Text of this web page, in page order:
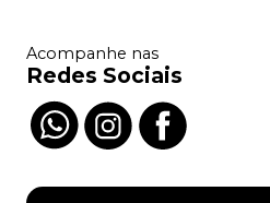
Acompanhe nas
Redes Sociais